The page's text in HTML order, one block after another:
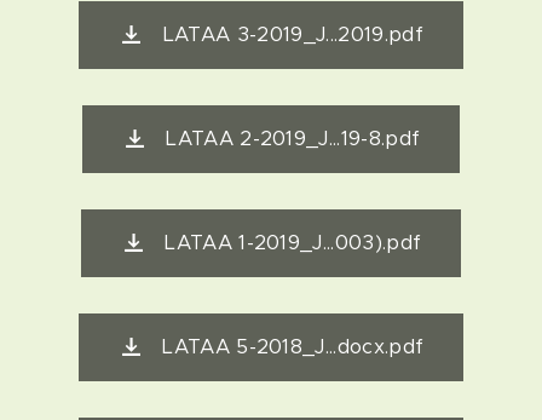
LATAA 3-2019_J...2019.pdf
LATAA 2-2019_J...19-8.pdf
LATAA 1-2019_J...003).pdf
LATAA 5-2018_J...docx.pdf